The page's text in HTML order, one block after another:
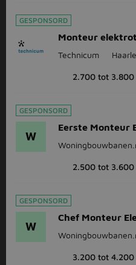
GESPONSORD
Monteur
Technicum
2.700 tot 3.800
GESPONSORD
W
Eerste Monteur
2.500 tot 3.600
GESPONSORD
W
Chef Monteur
3.200 tot 4.200